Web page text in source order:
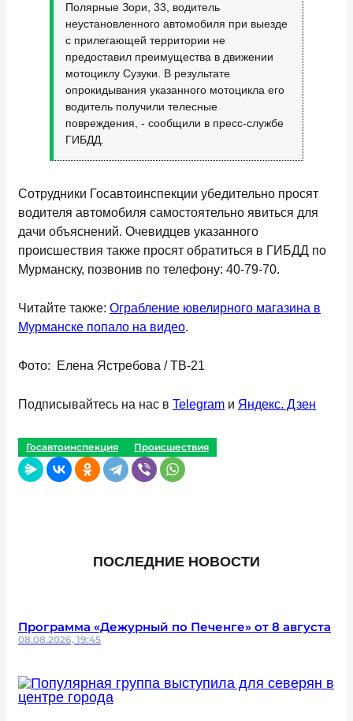
Полярные Зори, 33, водитель
неустановленного автомобиля при выезде
с прилегающей территории не
предоставил преимущества в движении
мотоциклу Сузуки. В результате
опрокидывания указанного мотоцикла его
водитель получили телесные
повреждения, - сообщили в пресс-службе
ГИБДД.
Сотрудники Госавтоинспекции убедительно просят
водителя автомобиля самостоятельно явиться для
дачи объяснений. Очевидцев указанного
происшествия также просят обратиться в ГИБДД по
Мурманску, позвонив по телефону: 40-79-70.
Читайте также: Ограбление ювелирного магазина в
Мурманске попало на видео.
Фото: Елена Ястребова / ТВ-21
Подписывайтесь на нас в Telegram и Яндекс. Дзен
Госавтоинспекция Происшествия
ПОСЛЕДНИЕ НОВОСТИ
Программа «Дежурный по Печенге» от 8 августа
08.08.2026, 19:45